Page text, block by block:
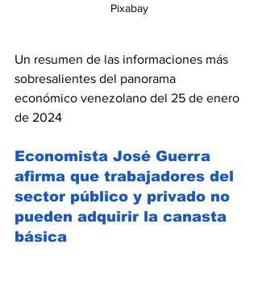
Pixabay
Un resumen de las informaciones más
sobresalientes del panorama
económico venezolano del 25 de enero
de 2024
Economista José Guerra
afirma que trabajadores del
sector público y privado no
pueden adquirir la canasta
básica